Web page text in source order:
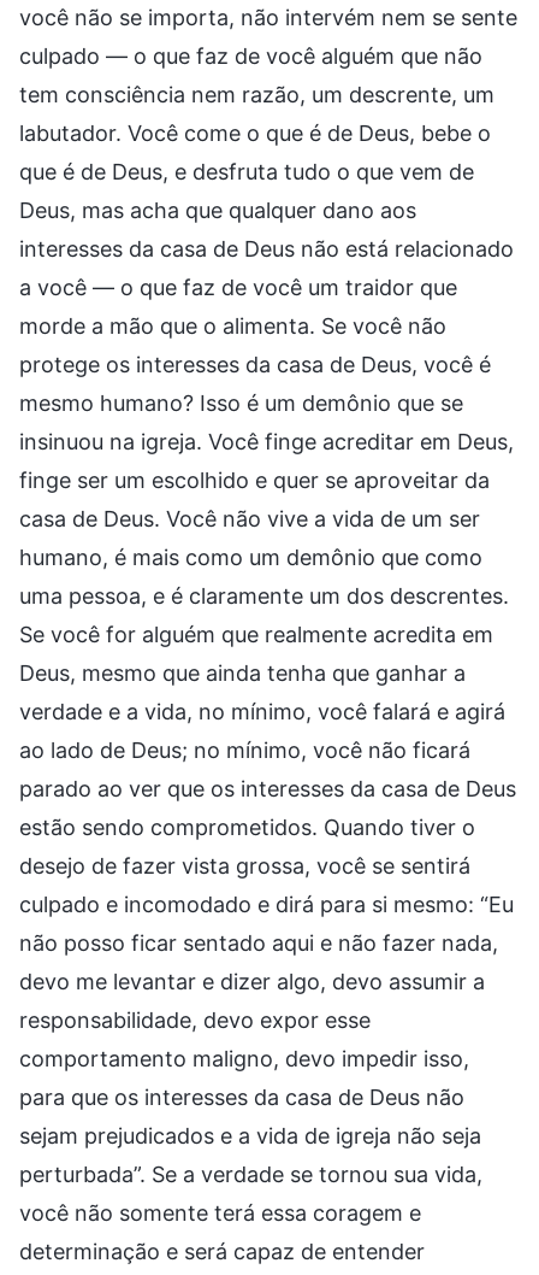
você não se importa, não intervém nem se sente
culpado — o que faz de você alguém que não
tem consciência nem razão, um descrente, um
labutador. Você come o que é de Deus, bebe o
que é de Deus, e desfruta tudo o que vem de
Deus, mas acha que qualquer dano aos
interesses da casa de Deus não está relacionado
a você — o que faz de você um traidor que
morde a mão que o alimenta. Se você não
protege os interesses da casa de Deus, você é
mesmo humano? Isso é um demônio que se
insinuou na igreja. Você finge acreditar em Deus,
finge ser um escolhido e quer se aproveitar da
casa de Deus. Você não vive a vida de um ser
humano, é mais como um demônio que como
uma pessoa, e é claramente um dos descrentes.
Se você for alguém que realmente acredita em
Deus, mesmo que ainda tenha que ganhar a
verdade e a vida, no mínimo, você falará e agirá
ao lado de Deus; no mínimo, você não ficará
parado ao ver que os interesses da casa de Deus
estão sendo comprometidos. Quando tiver o
desejo de fazer vista grossa, você se sentirá
culpado e incomodado e dirá para si mesmo: “Eu
não posso ficar sentado aqui e não fazer nada,
devo me levantar e dizer algo, devo assumir a
responsabilidade, devo expor esse
comportamento maligno, devo impedir isso,
para que os interesses da casa de Deus não
sejam prejudicados e a vida de igreja não seja
perturbada”. Se a verdade se tornou sua vida,
você não somente terá essa coragem e
determinação e será capaz de entender